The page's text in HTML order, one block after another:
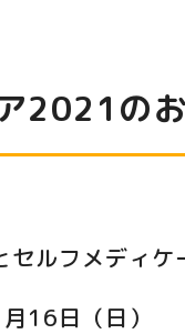
2021の
セルフメディ
16日（日）